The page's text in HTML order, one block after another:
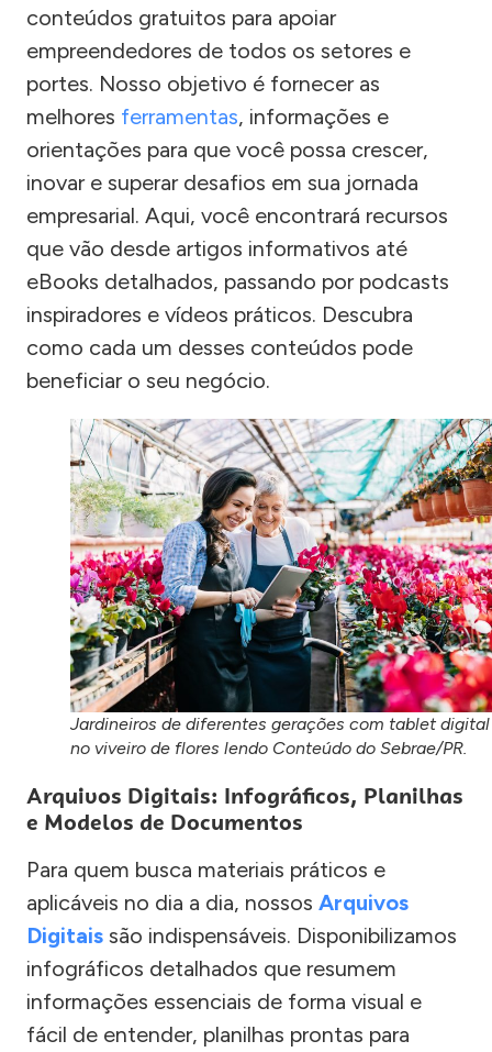
conteúdos gratuitos para apoiar
empreendedores de todos os setores e
portes. Nosso objetivo é fornecer as
melhores ferramentas, informações e
orientações para que você possa crescer,
inovar e superar desafios em sua jornada
empresarial. Aqui, você encontrará recursos
que vão desde artigos informativos até
eBooks detalhados, passando por podcasts
inspiradores e vídeos práticos. Descubra
como cada um desses conteúdos pode
beneficiar o seu negócio.
Jardineiros de diferentes gerações com tablet digital
no viveiro de flores lendo Conteúdo do Sebrae/PR.
Arquivos Digitais: Infográficos, Planilhas
e Modelos de Documentos
Para quem busca materiais práticos e
aplicáveis no dia a dia, nossos Arquivos
Digitais são indispensáveis. Disponibilizamos
infográficos detalhados que resumem
informações essenciais de forma visual e
fácil de entender, planilhas prontas para